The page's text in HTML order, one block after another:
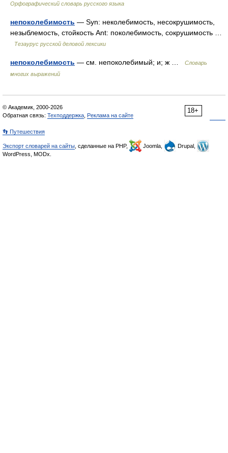
Орфографический словарь русского языка
непоколебимость — Syn: неколебимость, несокрушимость,
незыблемость, стойкость Ant: поколебимость, сокрушимость …
Тезаурус русской деловой лексики
непоколебимость — см. непоколебимый; и; ж …
Словарь
многих выражений
18+
© Академик, 2000-2026
Обратная связь: Техподдержка Реклама на сайте
👣 Путешествия
Экспорт словарей на сайты , сделанные на PHP, Joomla,
Drupal,
WordPress, MODx.